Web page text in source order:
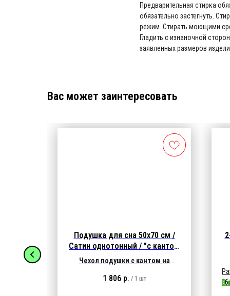
Предварительная стирка
обязательно застегнуть.
режим. Стирать моющими
Гладить с изнаночной
заявленных размеров
Вас может заинтересовать
Подушка для сна 50х70 см /
Сатин однотонный / "с кантом
Чехол подушки с кантом на
Характеристики ткани:
1 806 р. / 1 шт
В